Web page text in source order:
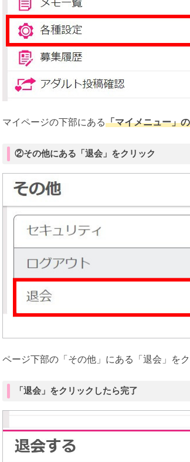
マイページの下部にある「マイメニュー」
②その他にある「退会」をクリック
ページ下部の「その他」にある「退会」をク
「退会」をクリックしたら完了